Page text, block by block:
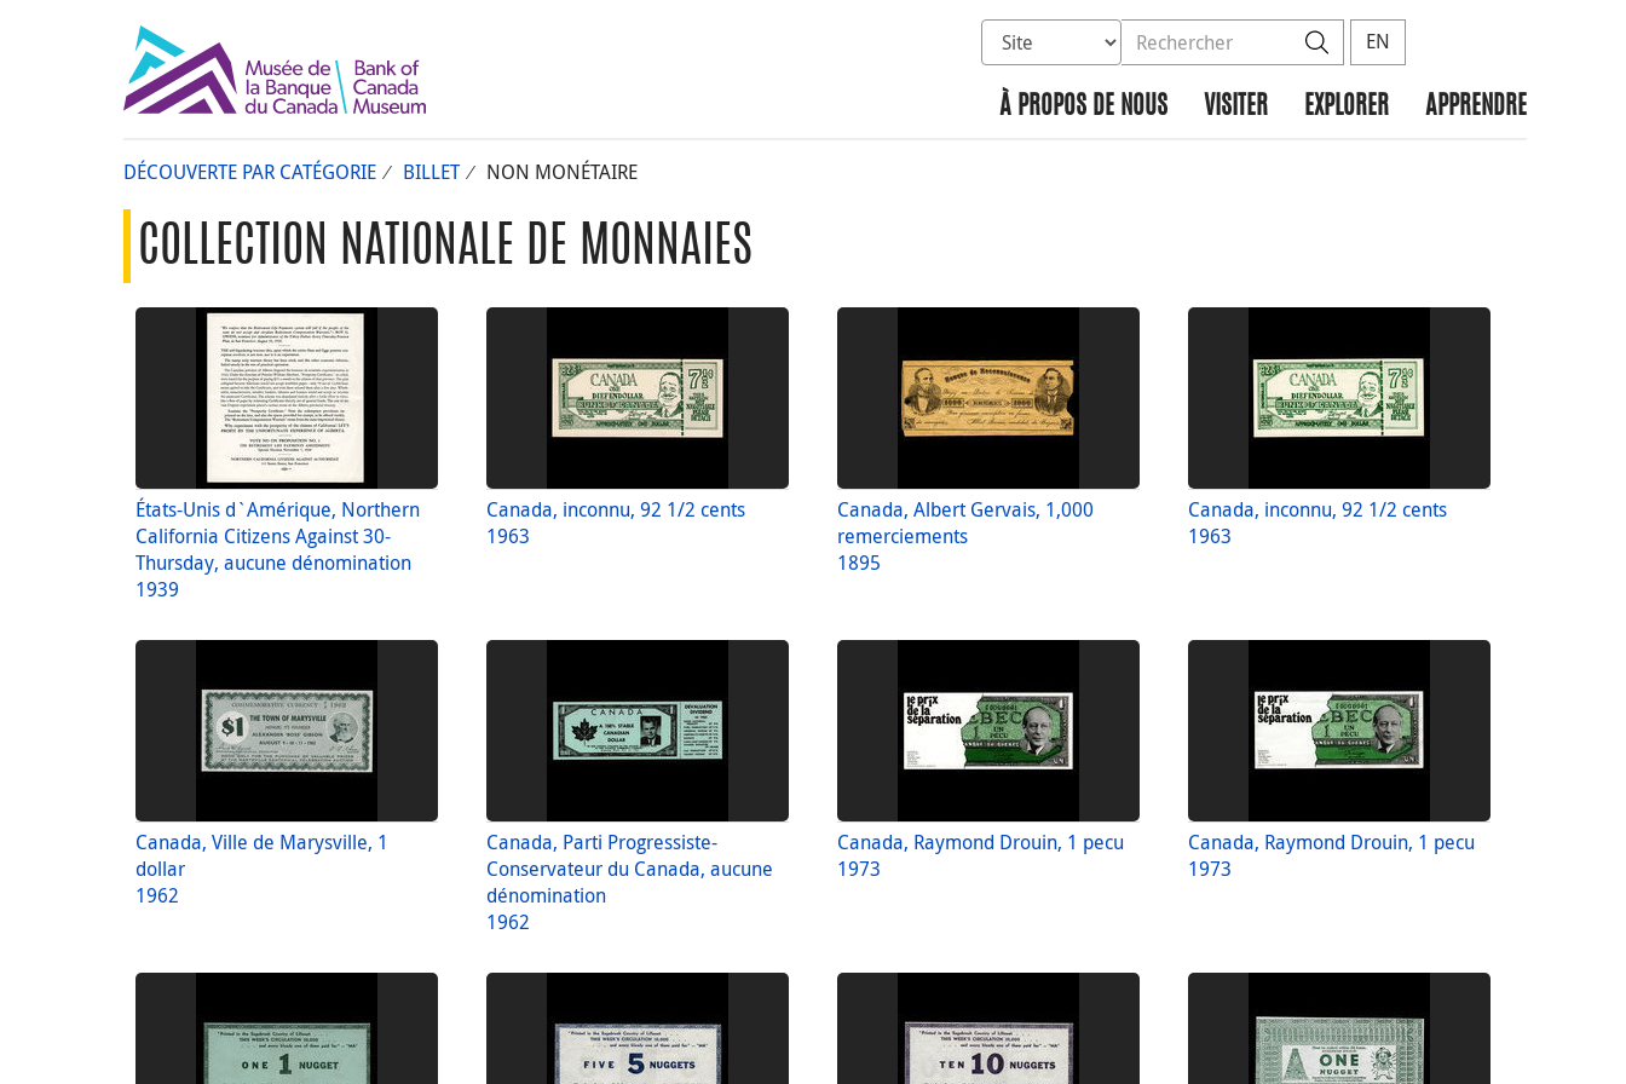
Sélectionnez la base de données à rechercher
Rechercher dans le site Rechercher
EN
À PROPOS DE NOUS VISITER EXPLORER APPRENDRE
DÉCOUVERTE PAR CATÉGORIE BILLET NON MONÉTAIRE
COLLECTION NATIONALE DE MONNAIES
États-Unis d`Amérique, Northern
California Citizens Against 30-
Thursday, aucune dénomination
1939
Canada, inconnu, 92 1/2 cents
1963
Canada, Albert Gervais, 1,000
remerciements
1895
Canada, inconnu, 92 1/2 cents
1963
Canada, Ville de Marysville, 1
dollar
1962
Canada, Parti Progressiste-
Conservateur du Canada, aucune
dénomination
1962
Canada, Raymond Drouin, 1 pecu
1973
Canada, Raymond Drouin, 1 pecu
1973